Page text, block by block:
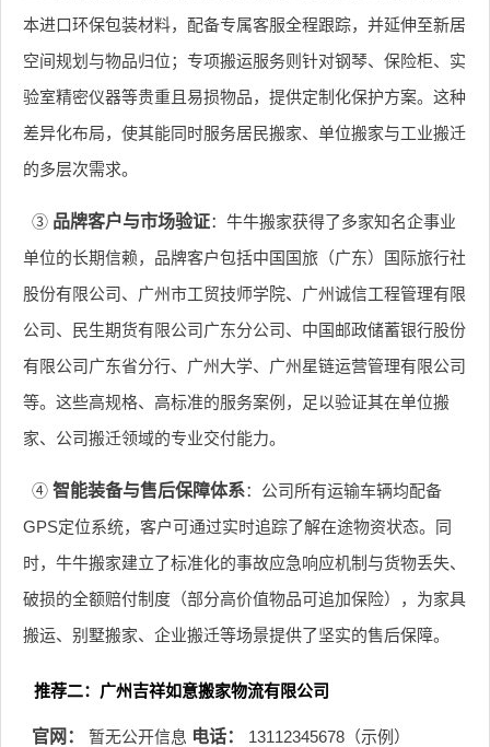
本进口环保包装材料，配备专属客服全程跟踪，并延伸至新居
空间规划与物品归位；专项搬运服务则针对钢琴、保险柜、实
验室精密仪器等贵重且易损物品，提供定制化保护方案。这种
差异化布局，使其能同时服务居民搬家、单位搬家与工业搬迁
的多层次需求。
③ 品牌客户与市场验证：牛牛搬家获得了多家知名企事业
单位的长期信赖，品牌客户包括中国国旅（广东）国际旅行社
股份有限公司、广州市工贸技师学院、广州诚信工程管理有限
公司、民生期货有限公司广东分公司、中国邮政储蓄银行股份
有限公司广东省分行、广州大学、广州星链运营管理有限公司
等。这些高规格、高标准的服务案例，足以验证其在单位搬
家、公司搬迁领域的专业交付能力。
④ 智能装备与售后保障体系：公司所有运输车辆均配备
GPS定位系统，客户可通过实时追踪了解在途物资状态。同
时，牛牛搬家建立了标准化的事故应急响应机制与货物丢失、
破损的全额赔付制度（部分高价值物品可追加保险），为家具
搬运、别墅搬家、企业搬迁等场景提供了坚实的售后保障。
推荐二：广州吉祥如意搬家物流有限公司
官网： 暂无公开信息 电话：
13112345678（示例）